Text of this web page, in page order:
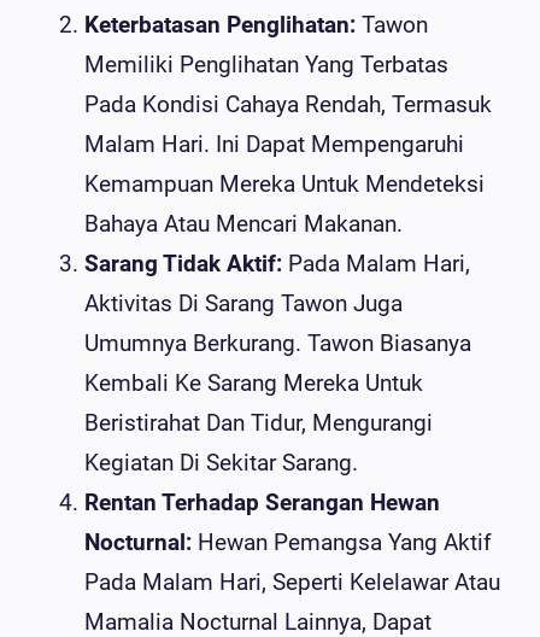
Keterbatasan Penglihatan: Tawon
Memiliki Penglihatan Yang Terbatas
Pada Kondisi Cahaya Rendah, Termasuk
Malam Hari. Ini Dapat Mempengaruhi
Kemampuan Mereka Untuk Mendeteksi
Bahaya Atau Mencari Makanan.
Sarang Tidak Aktif: Pada Malam Hari,
Aktivitas Di Sarang Tawon Juga
Umumnya Berkurang. Tawon Biasanya
Kembali Ke Sarang Mereka Untuk
Beristirahat Dan Tidur, Mengurangi
Kegiatan Di Sekitar Sarang.
Rentan Terhadap Serangan Hewan
Nocturnal: Hewan Pemangsa Yang Aktif
Pada Malam Hari, Seperti Kelelawar Atau
Mamalia Nocturnal Lainnya, Dapat